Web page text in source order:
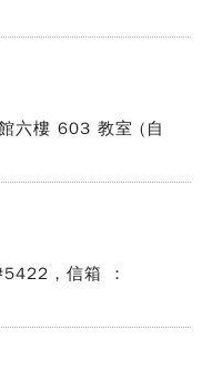
六樓 603 教室 (自
，信箱 ：